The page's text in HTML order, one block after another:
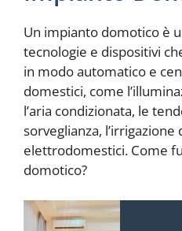
Un impianto domotico è
tecnologie e dispositivi
in modo automatico e
domestici, come
l’aria condizionata, le
sorveglianza, l’irrigazione
elettrodomestici. Come
domotico?